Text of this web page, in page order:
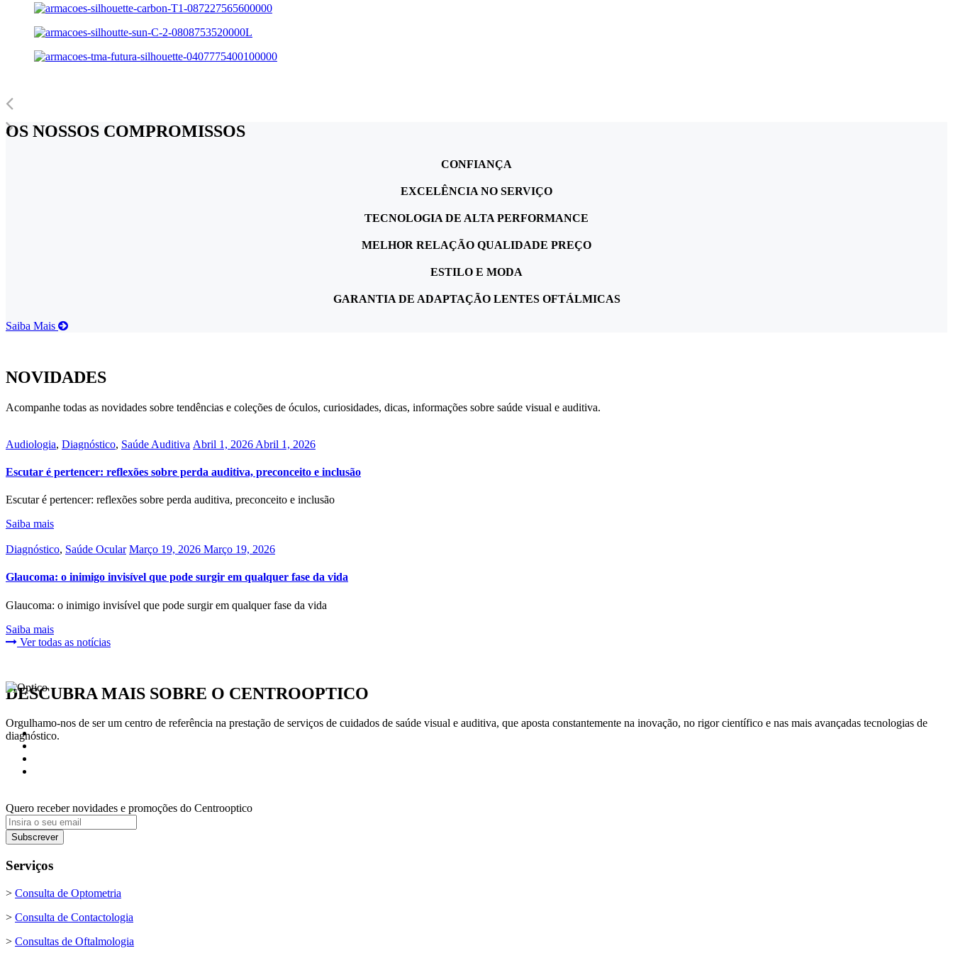
OS NOSSOS COMPROMISSOS
CONFIANÇA
EXCELÊNCIA NO SERVIÇO
TECNOLOGIA DE ALTA PERFORMANCE
MELHOR RELAÇÃO QUALIDADE PREÇO
ESTILO E MODA
GARANTIA DE ADAPTAÇÃO LENTES OFTÁLMICAS
Saiba Mais
NOVIDADES
Acompanhe todas as novidades sobre tendências e coleções de óculos, curiosidades, dicas, informações sobre saúde visual e auditiva.
Categorias
Audiologia, Diagnóstico, Saúde Auditiva Posted
Abril 1, 2026 Abril 1, 2026
Escutar é pertencer: reflexões sobre perda auditiva, preconceito e inclusão
Escutar é pertencer: reflexões sobre perda auditiva, preconceito e inclusão
Saiba mais
Categorias
Diagnóstico, Saúde Ocular Posted
Março 19, 2026 Março 19, 2026
Glaucoma: o inimigo invisível que pode surgir em qualquer fase da vida
Glaucoma: o inimigo invisível que pode surgir em qualquer fase da vida
Saiba mais
Ver todas as notícias
DESCUBRA MAIS SOBRE O CENTROOPTICO
Orgulhamo-nos de ser um centro de referência na prestação de serviços de cuidados de saúde visual e auditiva, que aposta constantemente na inovação, no rigor científico e nas mais avançadas tecnologias de
diagnóstico.
Quero receber novidades e promoções do Centrooptico
Serviços
> Consulta de Optometria
> Consulta de Contactologia
> Consultas de Oftalmologia